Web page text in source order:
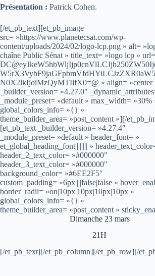
Présentation : Patrick Cohen.
[/et_pb_text][et_pb_image
src= »https://www.planetecsat.com/wp-
content/uploads/2024/02/logo-lcp.png » alt=
chaîne Public Sénat » title_text= »logo lcp »
N0X2lkIjoiMzQyMTIifX0=@ » align= »center
_builder_version= »4.27.0″
_module_preset= »default » max_width= »30%
global_colors_info= »{} »
theme_builder_area= »post_content »][/
[et_pb_text _builder_version= »4.27.4″
_module_preset= »default » header_font= »–
et_global_heading_font|||||||| »
header_2_text_color= »#000000″
header_3_text_color= »#000000″
background_color= »#6EE2F5″
custom_padding= »6px||||false|false »
border_radii= »on|10px|10px|10px|10px »
global_colors_info= »{} »
theme_builder_area= »post_content »
Dimanche 23 mars
21H
[/et_pb_text][/et_pb_column][/et_pb_row][/